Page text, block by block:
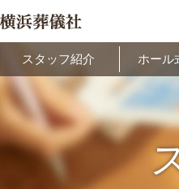
スタッフ紹介 ホール